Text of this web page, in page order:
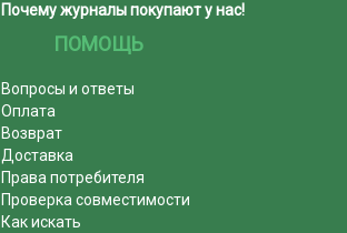
Почему журналы покупают у нас!
ПОМОЩЬ
Вопросы и ответы
Оплата
Возврат
Доставка
Права потребителя
Проверка совместимости
Как искать